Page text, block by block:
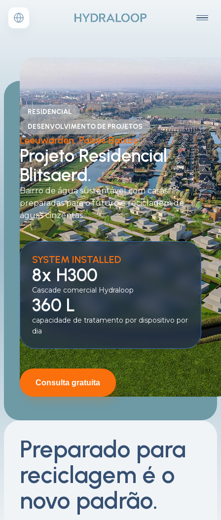
RESIDENCIAL
DESENVOLVIMENTO DE PROJETOS
Leeuwarden, Países Baixos
Projeto Residencial
Blitsaerd.
Bairro de água sustentável com casas
preparadas para o futuro e reciclagem de
águas cinzentas.
SYSTEM INSTALLED
8x H300
Cascade comercial Hydraloop
360 L
capacidade de tratamento por dispositivo por
dia
Consulta gratuita
Preparado para
reciclagem é o
novo padrão.